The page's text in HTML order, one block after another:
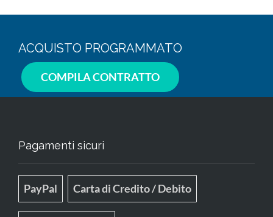
ACQUISTO PROGRAMMATO
COMPILA CONTRATTO
Pagamenti sicuri
PayPal Carta di Credito / Debito